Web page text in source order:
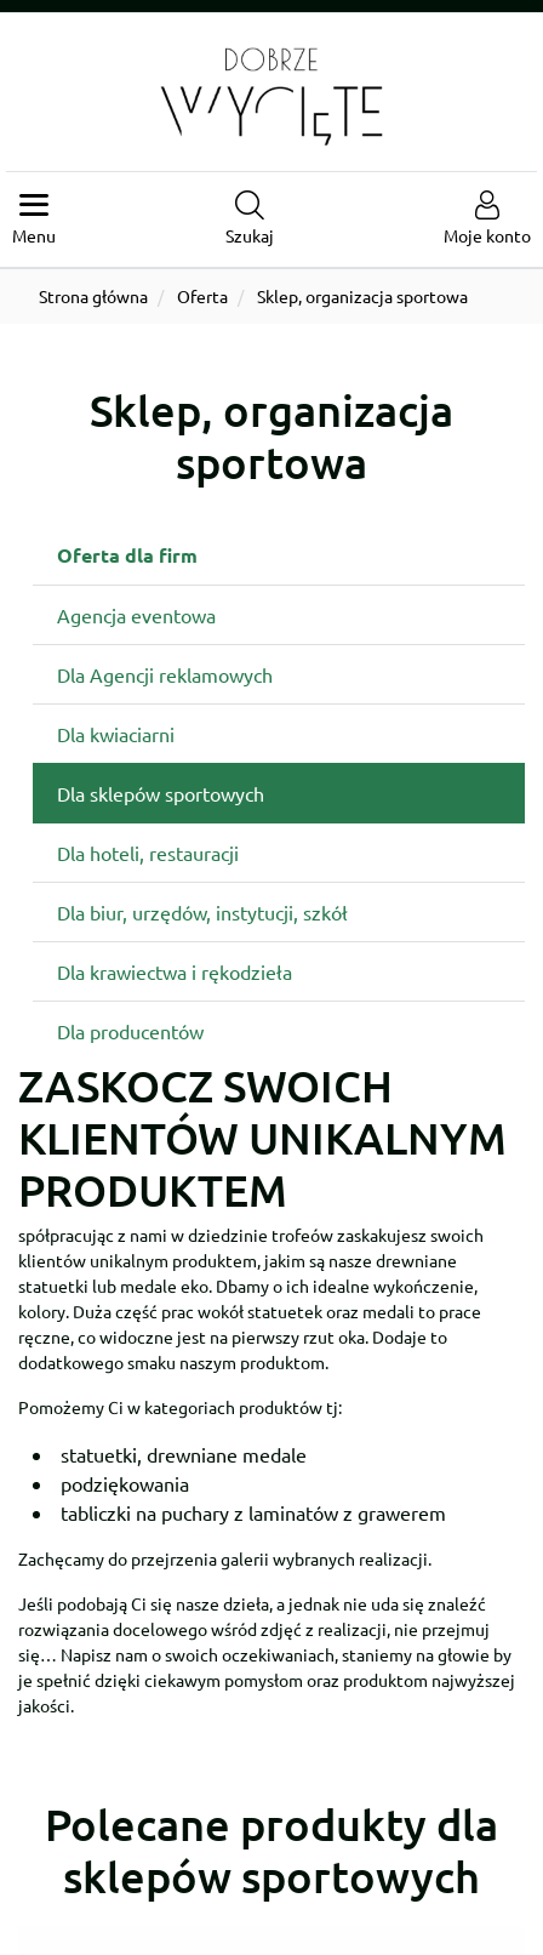
Menu Szukaj Moje konto
Strona główna Oferta Sklep, organizacja sportowa
Sklep, organizacja
sportowa
Oferta dla firm
Agencja eventowa
Dla Agencji reklamowych
Dla kwiaciarni
Dla sklepów sportowych
Dla hoteli, restauracji
Dla biur, urzędów, instytucji, szkół
Dla krawiectwa i rękodzieła
Dla producentów
ZASKOCZ SWOICH
KLIENTÓW UNIKALNYM
PRODUKTEM
spółpracując z nami w dziedzinie trofeów zaskakujesz swoich
klientów unikalnym produktem, jakim są nasze drewniane
statuetki lub medale eko. Dbamy o ich idealne wykończenie,
kolory. Duża część prac wokół statuetek oraz medali to prace
ręczne, co widoczne jest na pierwszy rzut oka. Dodaje to
dodatkowego smaku naszym produktom.
Pomożemy Ci w kategoriach produktów tj:
statuetki, drewniane medale
podziękowania
tabliczki na puchary z laminatów z grawerem
Zachęcamy do przejrzenia galerii wybranych realizacji.
Jeśli podobają Ci się nasze dzieła, a jednak nie uda się znaleźć
rozwiązania docelowego wśród zdjęć z realizacji, nie przejmuj
się… Napisz nam o swoich oczekiwaniach, staniemy na głowie by
je spełnić dzięki ciekawym pomysłom oraz produktom najwyższej
jakości.
Polecane produkty dla
sklepów sportowych